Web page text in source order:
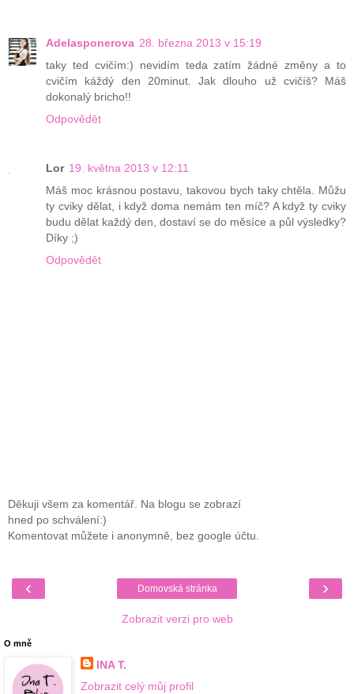
Adelasponerova 28. března 2013 v 15:19
taky ted cvičím:) nevidím teda zatím žádné změny a to
cvičím káždý den 20minut. Jak dlouho už cvičíš? Máš
dokonalý bricho!!
Odpovědět
Lor 19. května 2013 v 12:11
Máš moc krásnou postavu, takovou bych taky chtěla. Můžu
ty cviky dělat, i když doma nemám ten míč? A když ty cviky
budu dělat každý den, dostaví se do měsíce a půl výsledky?
Díky ;)
Odpovědět
Děkuji všem za komentář. Na blogu se zobrazí
hned po schválení:)
Komentovat můžete i anonymně, bez google účtu.
‹ ›
Domovská stránka
Zobrazit verzi pro web
O mně
INA T.
Zobrazit celý můj profil